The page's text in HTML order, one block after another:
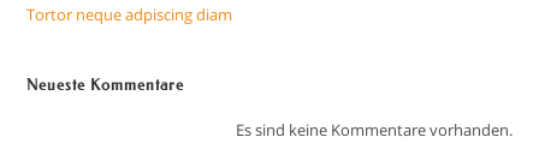
Tortor neque adpiscing diam
Neueste Kommentare
Es sind keine Kommentare vorhanden.